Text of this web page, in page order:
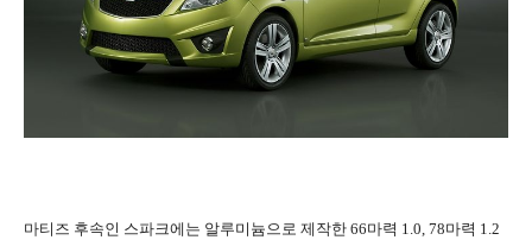
마티즈 후속인 스파크에는 알루미늄으로 제작한 66마력 1.0, 78마력 1.2